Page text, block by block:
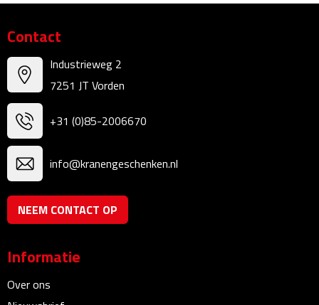
Fleecevesten
Vesten
Broeken
Korte broeken
Lange broeken
Contact
Industrieweg 2
7251 JT Vorden
+31 (0)85-2006670
info@kranengeschenken.nl
NEEM CONTACT OP
Informatie
Over ons